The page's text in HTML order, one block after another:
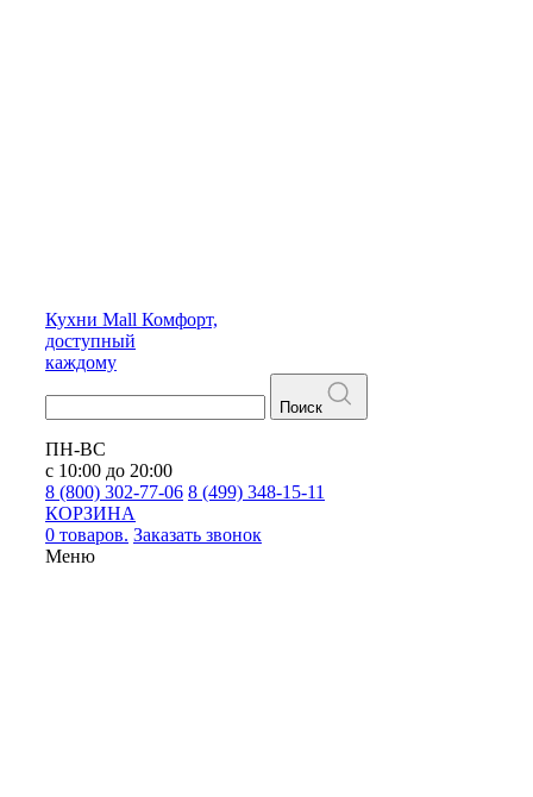
Кухни Mall Комфорт,
доступный
каждому
Поиск
ПН-ВС
с 10:00 до 20:00
8 (800) 302-77-06 8 (499) 348-15-11
КОРЗИНА
0 товаров. Заказать звонок
Меню